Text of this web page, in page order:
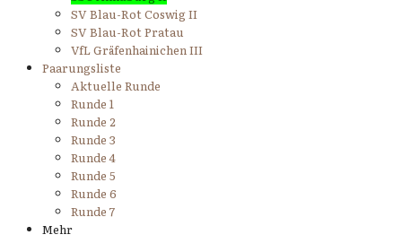
SV Blau-Rot Coswig II
SV Blau-Rot Pratau
VfL Gräfenhainichen III
Paarungsliste
Aktuelle Runde
Runde 1
Runde 2
Runde 3
Runde 4
Runde 5
Runde 6
Runde 7
Mehr